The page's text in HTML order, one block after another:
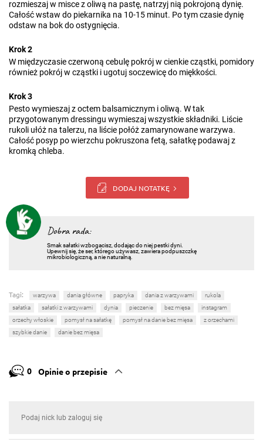
rozmieszaj w misce z oliwą na pastę, natrzyj nią pokrojoną dynię.
Całość wstaw do piekarnika na 10-15 minut. Po tym czasie dynię
odstaw na bok do ostygnięcia.
Krok 2
W międzyczasie czerwoną cebulę pokrój w cienkie cząstki, pomidory
również pokrój w cząstki i ugotuj soczewicę do miękkości.
Krok 3
Pesto wymieszaj z octem balsamicznym i oliwą. W tak
przygotowanym dressingu wymieszaj wszystkie składniki. Liście
rukoli ułóż na talerzu, na liście połóż zamarynowane warzywa.
Całość posyp po wierzchu pokruszona fetą, sałatkę podawaj z
kromką chleba.
DODAJ NOTATKĘ
Dobra rada:
Smak sałatki wzbogacisz, dodając do niej pestki dyni.
Upewnij się, że ser, którego używasz, zawiera podpuszczkę
mikrobiologiczną, a nie naturalną.
Tagi: warzywa dania główne papryka dania z warzywami
rukola
sałatka
sałatki z warzywami dynia pieczenie bez mięsa
instagram
orzechy włoskie
pomysł na sałatkę pomysł na danie bez mięsa
z orzechami
szybkie danie
danie bez mięsa
0 Opinie o przepisie